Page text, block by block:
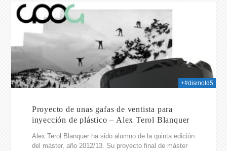
+#dismold5
Proyecto de unas gafas de ventista para
inyección de plástico – Alex Terol Blanquer
Alex Terol Blanquer ha sido alumno de la quinta edición
del máster, año 2012/13. Su proyecto final de máster